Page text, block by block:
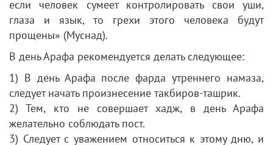
если человек сумеет контролировать свои уши,
глаза и язык, то грехи этого человека будут
прощены» (Муснад).
В день Арафа рекомендуется делать следующее:
1) В день Арафа после фарда утреннего намаза,
следует начать произнесение такбиров-ташрик.
2) Тем, кто не совершает хадж, в день Арафа
желательно соблюдать пост.
3) Следует с уважением относиться к этому дню, и